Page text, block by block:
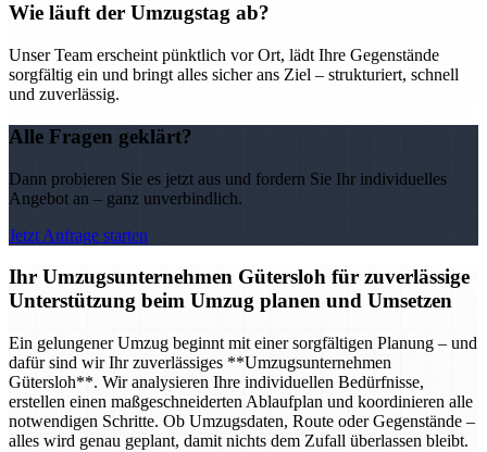
Wie läuft der Umzugstag ab?
Unser Team erscheint pünktlich vor Ort, lädt Ihre Gegenstände
sorgfältig ein und bringt alles sicher ans Ziel – strukturiert, schnell
und zuverlässig.
Alle Fragen geklärt?
Dann probieren Sie es jetzt aus und fordern Sie Ihr individuelles
Angebot an – ganz unverbindlich.
Jetzt Anfrage starten
Ihr Umzugsunternehmen Gütersloh für zuverlässige
Unterstützung beim Umzug planen und Umsetzen
Ein gelungener Umzug beginnt mit einer sorgfältigen Planung – und
dafür sind wir Ihr zuverlässiges **Umzugsunternehmen
Gütersloh**. Wir analysieren Ihre individuellen Bedürfnisse,
erstellen einen maßgeschneiderten Ablaufplan und koordinieren alle
notwendigen Schritte. Ob Umzugsdaten, Route oder Gegenstände –
alles wird genau geplant, damit nichts dem Zufall überlassen bleibt.